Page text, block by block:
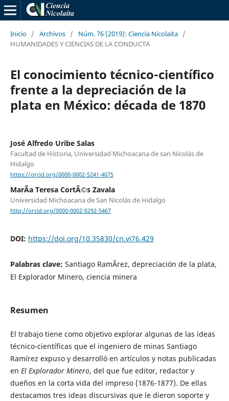
Inicio / Archivos / Núm. 76 (2019): Ciencia Nicolaita /
HUMANIDADES Y CIENCIAS DE LA CONDUCTA
El conocimiento técnico-científico
frente a la depreciación de la
plata en México: década de 1870
José Alfredo Uribe Salas
Facultad de Historia, Universidad Michoacana de san Nicolás de
Hidalgo
https://orcid.org/0000-0002-5241-4075
MarÃ­a Teresa CortÃ©s Zavala
Universidad Michoacana de San Nicolás de Hidalgo
http://orcid.org/0000-0002-0292-5467
DOI: https://doi.org/10.35830/cn.vi76.429
Palabras clave: Santiago RamÃ­rez, depreciación de la plata,
El Explorador Minero, ciencia minera
Resumen
El trabajo tiene como objetivo explorar algunas de las ideas
técnico-científicas que el ingeniero de minas Santiago
Ramírez expuso y desarrolló en artículos y notas publicadas
en El Explorador Minero, del que fue editor, redactor y
dueños en la corta vida del impreso (1876-1877). De ellas
destacamos tres ideas discursivas que le dieron soporte y